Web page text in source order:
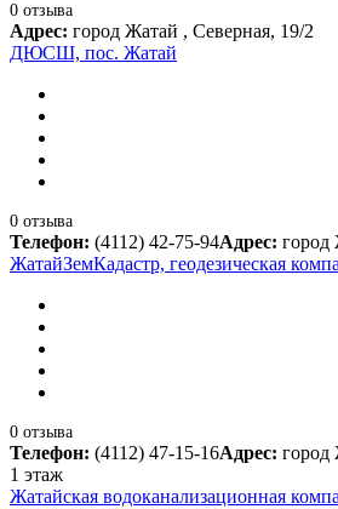
0 отзыва
Адрес: город Жатай , Северная, 19/2
ДЮСШ, пос. Жатай
0 отзыва
Телефон: (4112) 42-75-94Адрес: город
ЖатайЗемКадастр, геодезическая
0 отзыва
Телефон: (4112) 47-15-16Адрес: город
1 этаж
Жатайская водоканализационная